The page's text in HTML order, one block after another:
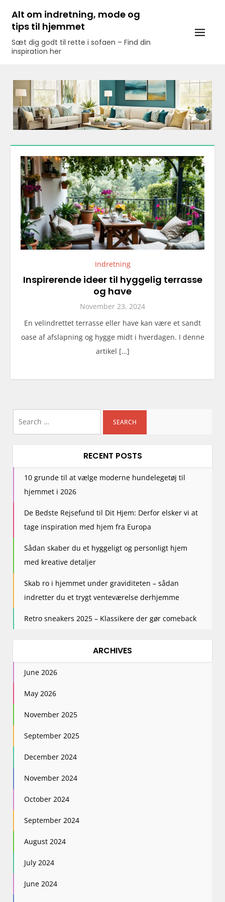
content
Alt om indretning, mode og
tips til hjemmet
Sæt dig godt til rette i sofaen – Find din
inspiration her
Indretning
Inspirerende ideer til hyggelig terrasse
og have
November 23, 2024
En velindrettet terrasse eller have kan være et sandt
oase af afslapning og hygge midt i hverdagen. I denne
artikel […]
RECENT POSTS
10 grunde til at vælge moderne hundelegetøj til
hjemmet i 2026
De Bedste Rejsefund til Dit Hjem: Derfor elsker vi at
tage inspiration med hjem fra Europa
Sådan skaber du et hyggeligt og personligt hjem
med kreative detaljer
Skab ro i hjemmet under graviditeten – sådan
indretter du et trygt venteværelse derhjemme
Retro sneakers 2025 – Klassikere der gør comeback
ARCHIVES
June 2026
May 2026
November 2025
September 2025
December 2024
November 2024
October 2024
September 2024
August 2024
July 2024
June 2024